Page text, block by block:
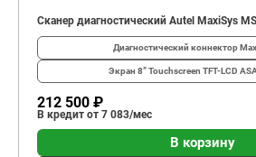
Сканер диагностический Autel MaxiSys
Диагностический коннектор
Экран 8” Touchscreen TFT-LCD
212 500 ₽
В кредит от 7 083/мес
В корзину